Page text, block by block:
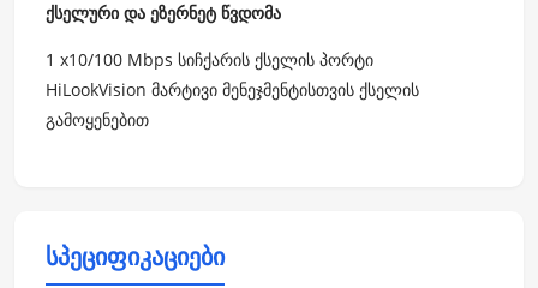
ქსელური და ეზერნეტ წვდომა
1 x10/100 Mbps სიჩქარის ქსელის პორტი
HiLookVision მარტივი მენეჯმენტისთვის ქსელის
გამოყენებით
სპეციფიკაციები